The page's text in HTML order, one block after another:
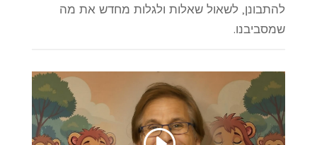
להתבונן, לשאול שאלות ולגלות מחדש את מה
שמסביבנו.